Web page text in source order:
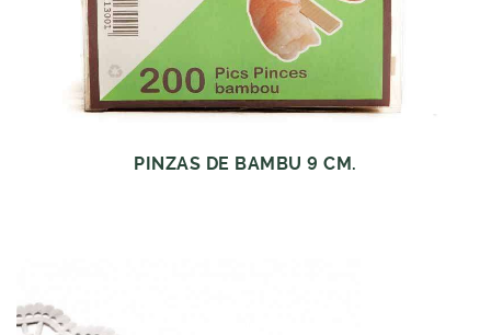
PINZAS DE BAMBU 9 CM.